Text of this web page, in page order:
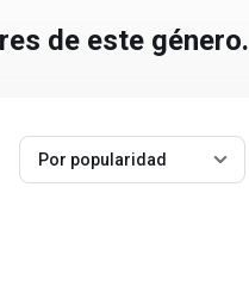
de este género.
Por popularidad